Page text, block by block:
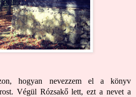
hogyan nevezzem el a könyv
Végül Rózsakő lett, ezt a nevet a